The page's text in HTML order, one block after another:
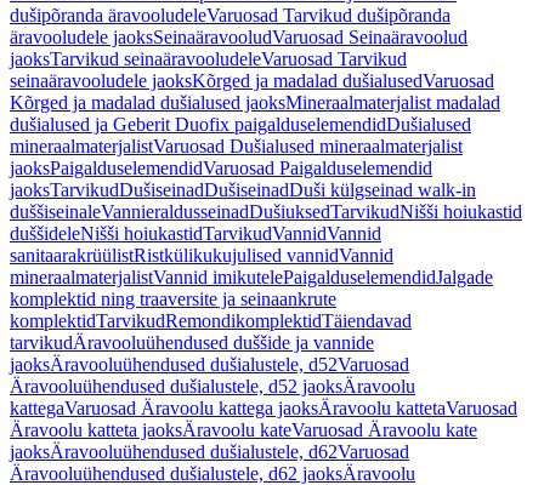
dušipõranda äravooludeleVaruosad Tarvikud dušipõranda
äravooludele jaoksSeinaäravooludVaruosad Seinaäravoolud
jaoksTarvikud seinaäravooludeleVaruosad Tarvikud
seinaäravooludele jaoksKõrged ja madalad dušialusedVaruosad
Kõrged ja madalad dušialused jaoksMineraalmaterjalist madalad
dušialused ja Geberit Duofix paigalduselemendidDušialused
mineraalmaterjalistVaruosad Dušialused mineraalmaterjalist
jaoksPaigalduselemendidVaruosad Paigalduselemendid
jaoksTarvikudDušiseinadDušiseinadDuši külgseinad walk-in
duššiseinaleVannieraldusseinadDušiuksedTarvikudNišši hoiukastid
duššideleNišši hoiukastidTarvikudVannidVannid
sanitaarakrüülistRistkülikukujulised vannidVannid
mineraalmaterjalistVannid imikutelePaigalduselemendidJalgade
komplektid ning traaversite ja seinaankrute
komplektidTarvikudRemondikomplektidTäiendavad
tarvikudÄravooluühendused duššide ja vannide
jaoksÄravooluühendused dušialustele, d52Varuosad
Äravooluühendused dušialustele, d52 jaoksÄravoolu
kattegaVaruosad Äravoolu kattega jaoksÄravoolu kattetaVaruosad
Äravoolu katteta jaoksÄravoolu kateVaruosad Äravoolu kate
jaoksÄravooluühendused dušialustele, d62Varuosad
Äravooluühendused dušialustele, d62 jaoksÄravoolu